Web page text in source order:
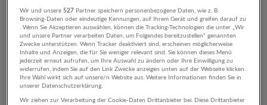
Wir und unsere527 Partner speichern personenbezogene Daten, wie z. B.
Browsing-Daten oder eindeutige Kennungen, auf Ihrem Gerät und greifen darauf zu
. Wenn Sie Akzeptieren auswählen, können die Tracking-Technologien die unter „Wir
und unsere Partner verarbeiten Daten, um Folgendes bereitzustellen“ genannten
Zwecke unterstützen. Wenn Tracker deaktiviert sind, erscheinen möglicherweise
Inhalte und Anzeigen, die für Sie weniger relevant sind. Sie können dieses Menü
jederzeit erneut aufrufen, um Ihre Auswahl zu ändern oder Ihre Einwilligung zu
widerrufen, indem Sie auf den Link Zwecke anzeigen unten auf der Webseite klicken.
Ihre Wahl wirkt sich auf unsere/n Website aus. Weitere Informationen finden Sie in
unserer Datenschutzerklärung.
Wir ziehen zur Verarbeitung der Cookie-Daten Drittanbieter bei. Diese Drittanbieter